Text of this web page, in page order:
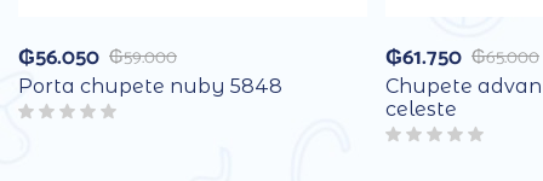
₲59.000
₲56.050
Porta chupete nuby 5848
₲65.000
₲61.750
Chupete
celeste